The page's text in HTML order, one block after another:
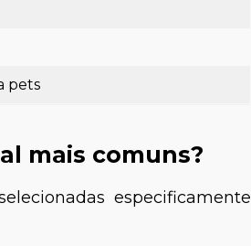
pets
mais comuns?
especificamente